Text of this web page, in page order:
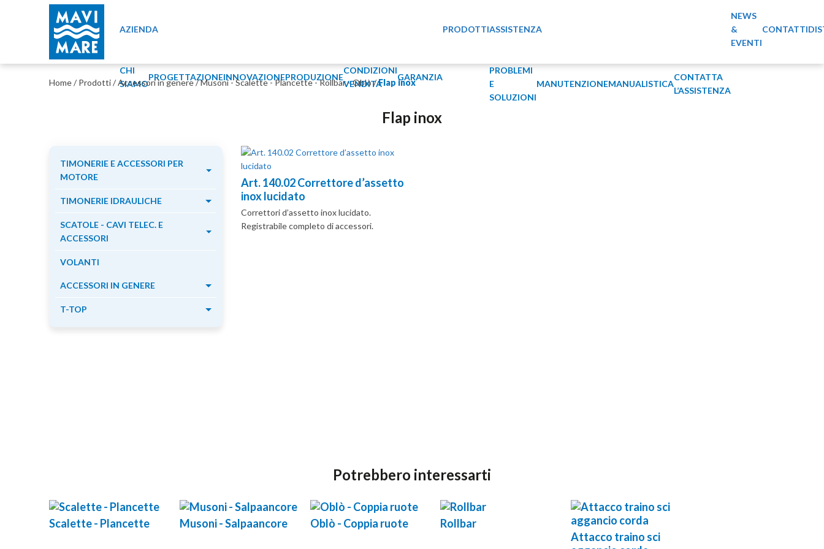
AZIENDA
CHI
SIAMO
PROGETTAZIONEINNOVAZIONEPRODUZIONE
CONDIZIONI
VENDITA
GARANZIA
PRODOTTIASSISTENZA
PROBLEMI
E
SOLUZIONI
MANUTENZIONEMANUALISTICA
CONTATTA
L’ASSISTENZA
NEWS
&
EVENTI
CONTATTI
Home/ Prodotti/Accessori in genere/Musoni - Scalette - Plancette - Rollbar - Oblò/Flap inox
Flap inox
TIMONERIE E ACCESSORI PER
MOTORE
TIMONERIE IDRAULICHE
SCATOLE - CAVI TELEC. E
ACCESSORI
VOLANTI
ACCESSORI IN GENERE
T-TOP
Art. 140.02 Correttore d’assetto
inox lucidato
Correttori d’assetto inox lucidato.
Registrabile completo di accessori.
Potrebbero interessarti
Scalette - Plancette Musoni - Salpaancore Oblò - Coppia ruote
Rollbar
Attacco traino sci